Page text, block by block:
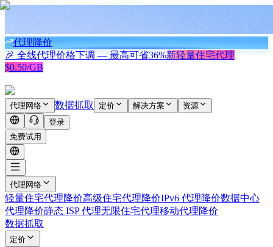
代理降价
🎉 全线代理价格下调 — 最高可省36%新轻量住宅代理
$0.50/GB
代理网络 数据抓取 定价 解决方案
资源
登录
免费试用
代理网络
轻量住宅代理降价高级住宅代理降价IPv6 代理降价数据中心
代理降价静态 ISP 代理无限住宅代理移动代理降价
数据抓取
定价